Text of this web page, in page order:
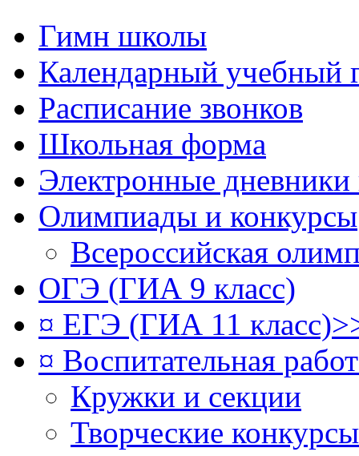
Гимн школы
Календарный учебный
Расписание звонков
Школьная форма
Электронные
Олимпиады и конкурсы
Всероссийская
ОГЭ (ГИА 9 класс)
¤ ЕГЭ (ГИА 11
¤ Воспитательная
Кружки и секции
Творческие конкурсы